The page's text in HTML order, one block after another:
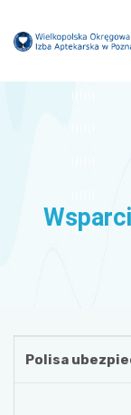
Polisa